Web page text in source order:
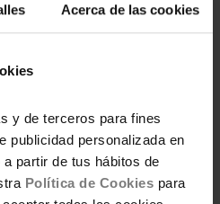
Acerca de las cookies
y de terceros para fines
publicidad personalizada en
partir de tus hábitos de
Política de Cookies para
única finalidad de
de dichos
DNI 47302272N,
para la gestión
solicitados.